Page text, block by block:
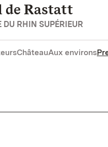
de Rastatt
DU RHIN SUPÉRIEUR
ChâteauAux environs